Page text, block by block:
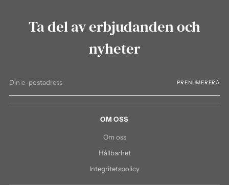
Ta del av erbjudanden och
nyheter
e-
postadress
PRENUMERERA
OM OSS
Om oss
Hållbarhet
Integritetspolicy